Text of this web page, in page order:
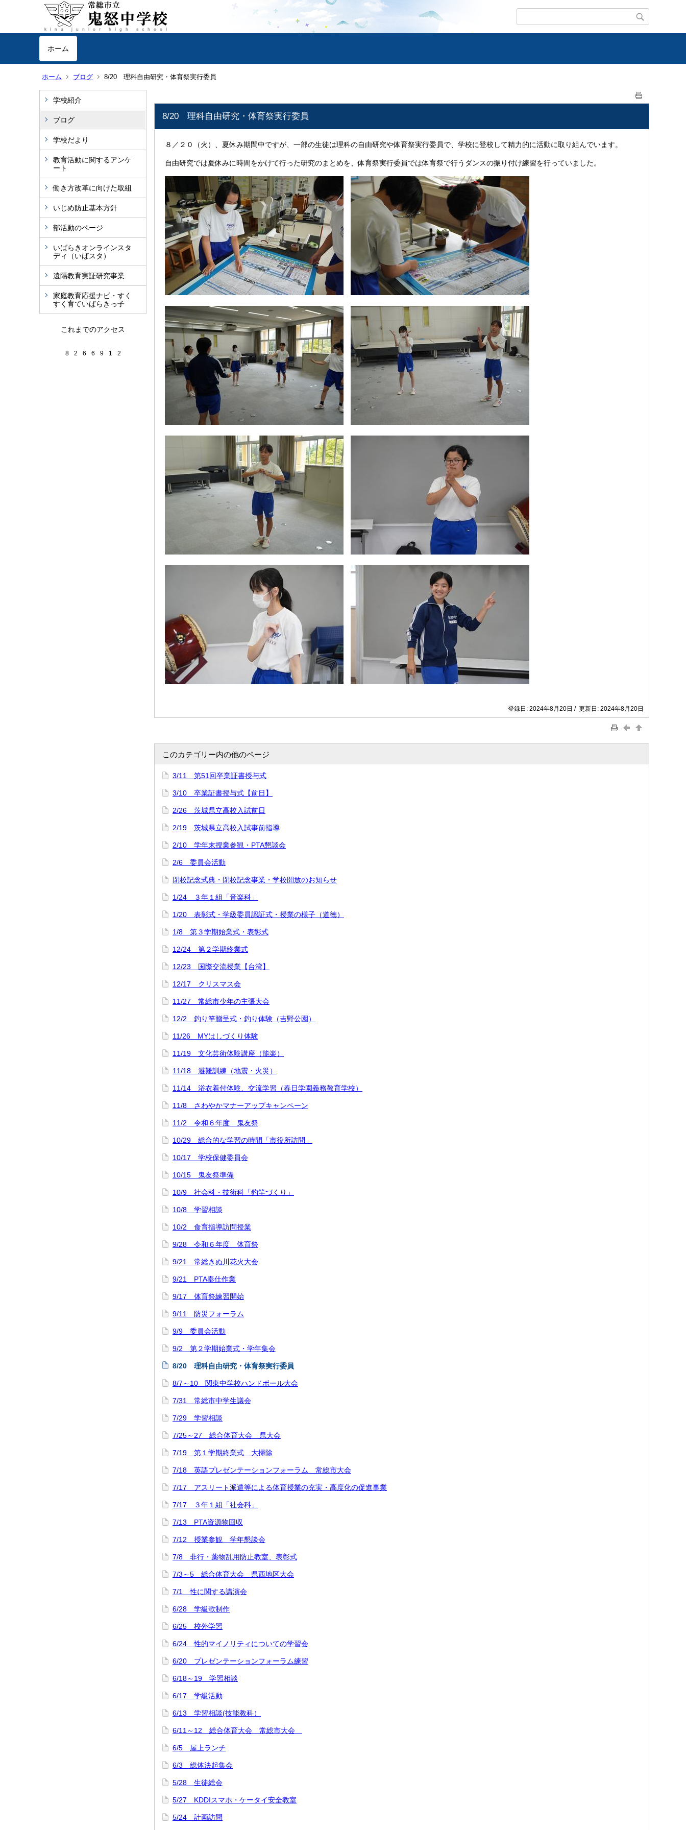
ホーム
ホーム ブログ 8/20 理科自由研究・体育祭実行委員
学校紹介
ブログ
学校だより
教育活動に関するアンケ
ート
働き方改革に向けた取組
いじめ防止基本方針
部活動のページ
いばらきオンラインスタ
ディ（いばスタ）
遠隔教育実証研究事業
家庭教育応援ナビ・すく
すく育ていばらきっ子
これまでのアクセス
8 2 6 6 9 1 2
8/20 理科自由研究・体育祭実行委員
８／２０（火）、夏休み期間中ですが、一部の生徒は理科の自由研究や体育祭実行委員で、学校に登校して精力的に活動に取り組んでいます。
自由研究では夏休みに時間をかけて行った研究のまとめを、体育祭実行委員では体育祭で行うダンスの振り付け練習を行っていました。
登録日: 2024年8月20日 / 更新日: 2024年8月20日
このカテゴリー内の他のページ
3/11 第51回卒業証書授与式
3/10 卒業証書授与式【前日】
2/26 茨城県立高校入試前日
2/19 茨城県立高校入試事前指導
2/10 学年末授業参観・PTA懇談会
2/6 委員会活動
閉校記念式典・閉校記念事業・学校開放のお知らせ
1/24 ３年１組「音楽科」
1/20 表彰式・学級委員認証式・授業の様子（道徳）
1/8 第３学期始業式・表彰式
12/24 第２学期終業式
12/23 国際交流授業【台湾】
12/17 クリスマス会
11/27 常総市少年の主張大会
12/2 釣り竿贈呈式・釣り体験（吉野公園）
11/26 MYはしづくり体験
11/19 文化芸術体験講座（能楽）
11/18 避難訓練（地震・火災）
11/14 浴衣着付体験、交流学習（春日学園義務教育学校）
11/8 さわやかマナーアップキャンペーン
11/2 令和６年度 鬼友祭
10/29 総合的な学習の時間「市役所訪問」
10/17 学校保健委員会
10/15 鬼友祭準備
10/9 社会科・技術科「釣竿づくり」
10/8 学習相談
10/2 食育指導訪問授業
9/28 令和６年度 体育祭
9/21 常総きぬ川花火大会
9/21 PTA奉仕作業
9/17 体育祭練習開始
9/11 防災フォーラム
9/9 委員会活動
9/2 第２学期始業式・学年集会
8/20 理科自由研究・体育祭実行委員
8/7～10 関東中学校ハンドボール大会
7/31 常総市中学生議会
7/29 学習相談
7/25～27 総合体育大会 県大会
7/19 第１学期終業式 大掃除
7/18 英語プレゼンテーションフォーラム 常総市大会
7/17 アスリート派遣等による体育授業の充実・高度化の促進事業
7/17 ３年１組「社会科」
7/13 PTA資源物回収
7/12 授業参観 学年懇談会
7/8 非行・薬物乱用防止教室、表彰式
7/3～5 総合体育大会 県西地区大会
7/1 性に関する講演会
6/28 学級歌制作
6/25 校外学習
6/24 性的マイノリティについての学習会
6/20 プレゼンテーションフォーラム練習
6/18～19 学習相談
6/17 学級活動
6/13 学習相談(技能教科）
6/11～12 総合体育大会 常総市大会
6/5 屋上ランチ
6/3 総体決起集会
5/28 生徒総会
5/27 KDDIスマホ・ケータイ安全教室
5/24 計画訪問